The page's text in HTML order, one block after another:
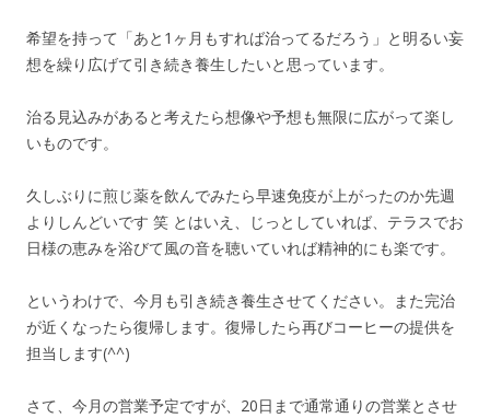
希望を持って「あと1ヶ月もすれば治ってるだろう」と明るい妄
想を繰り広げて引き続き養生したいと思っています。
治る見込みがあると考えたら想像や予想も無限に広がって楽し
いものです。
久しぶりに煎じ薬を飲んでみたら早速免疫が上がったのか先週
よりしんどいです 笑 とはいえ、じっとしていれば、テラスでお
日様の恵みを浴びて風の音を聴いていれば精神的にも楽です。
というわけで、今月も引き続き養生させてください。また完治
が近くなったら復帰します。復帰したら再びコーヒーの提供を
担当します(^^)
さて、今月の営業予定ですが、20日まで通常通りの営業とさせ